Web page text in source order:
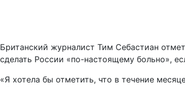
Британский журналист Тим Себастиан
сделать России «по-настоящему больно»,
«Я хотела бы отметить, что в течение